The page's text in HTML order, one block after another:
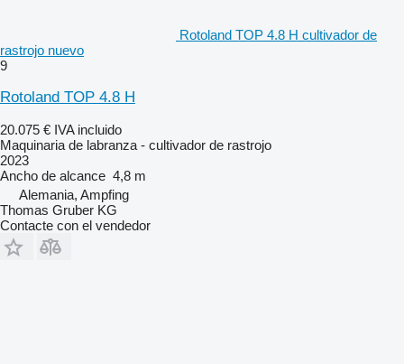
Rotoland TOP 4.8 H cultivador de
rastrojo nuevo
9
Rotoland TOP 4.8 H
20.075 € IVA incluido
Maquinaria de labranza - cultivador de rastrojo
2023
Ancho de alcance 4,8 m
Alemania, Ampfing
Thomas Gruber KG
Contacte con el vendedor